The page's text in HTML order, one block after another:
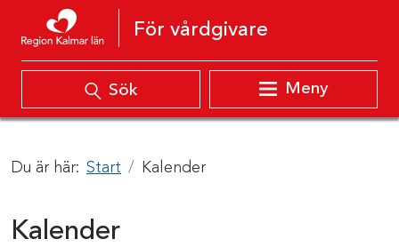
Hoppa till innehåll
För vårdgivare
Sök Meny
Du är här: Start Kalender
Kalender